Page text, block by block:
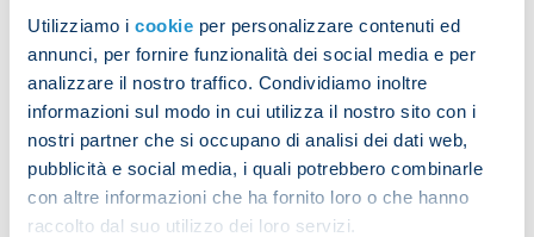
Utilizziamo i cookie per personalizzare contenuti ed
annunci, per fornire funzionalità dei social media e per
analizzare il nostro traffico. Condividiamo inoltre
informazioni sul modo in cui utilizza il nostro sito con i
nostri partner che si occupano di analisi dei dati web,
pubblicità e social media, i quali potrebbero combinarle
con altre informazioni che ha fornito loro o che hanno
raccolto dal suo utilizzo dei loro servizi.
The game finished 3-1, with Elmas getting an assist
for his country’s first goal of the match.
Share the article with your friends and support the
team